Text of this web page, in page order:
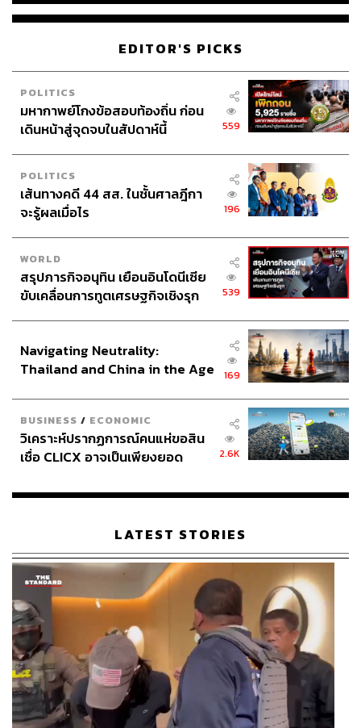
EDITOR'S PICKS
POLITICS
มหากาพย์โกงข้อสอบท้องถิ่น ก่อน
เดินหน้าสู่จุดจบในสัปดาห์นี้
559
POLITICS
เส้นทางคดี 44 สส. ในชั้นศาลฎีกา
จะรู้ผลเมื่อไร
196
WORLD
สรุปภารกิจอนุทิน เยือนอินโดนีเซีย
ขับเคลื่อนการทูตเศรษฐกิจเชิงรุก
539
Navigating Neutrality:
Thailand and China in the Age
169
BUSINESS / ECONOMIC
วิเคราะห์ปรากฏการณ์คนแห่ขอสิน
เชื่อ CLICX อาจเป็นเพียงยอด
เรือนไทยที่ถูกซุกไว้
2.6K
LATEST STORIES